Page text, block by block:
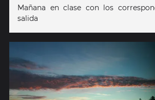
Mañana en clase con los
salida